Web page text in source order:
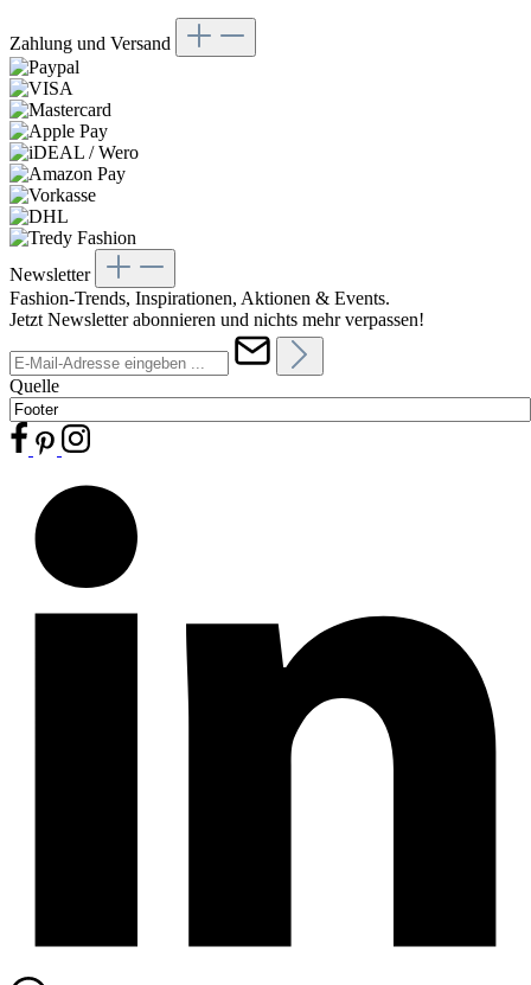
Zahlung und Versand
Newsletter
Fashion-Trends, Inspirationen, Aktionen & Events.
Jetzt Newsletter abonnieren und nichts mehr verpassen!
Quelle